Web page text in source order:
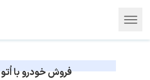
فروش خودرو با اُتو